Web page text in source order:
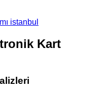
istanbul
Kart